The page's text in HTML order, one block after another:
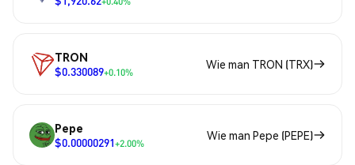
TRON
$0.330089+0.10%
Wie man TRON (TRX)
Pepe
$0.00000291+2.00%
Wie man Pepe (PEPE)